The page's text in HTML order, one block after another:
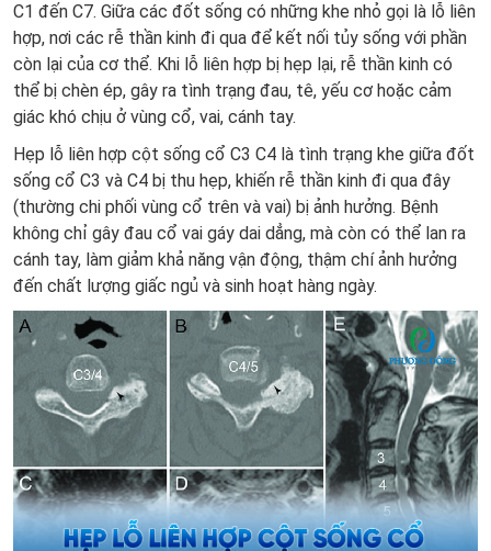
C1 đến C7. Giữa các đốt sống có những khe nhỏ gọi là lỗ liên
hợp, nơi các rễ thần kinh đi qua để kết nối tủy sống với phần
còn lại của cơ thể. Khi lỗ liên hợp bị hẹp lại, rễ thần kinh có
thể bị chèn ép, gây ra tình trạng đau, tê, yếu cơ hoặc cảm
giác khó chịu ở vùng cổ, vai, cánh tay.
Hẹp lỗ liên hợp cột sống cổ C3 C4 là tình trạng khe giữa đốt
sống cổ C3 và C4 bị thu hẹp, khiến rễ thần kinh đi qua đây
(thường chi phối vùng cổ trên và vai) bị ảnh hưởng. Bệnh
không chỉ gây đau cổ vai gáy dai dẳng, mà còn có thể lan ra
cánh tay, làm giảm khả năng vận động, thậm chí ảnh hưởng
đến chất lượng giấc ngủ và sinh hoạt hàng ngày.